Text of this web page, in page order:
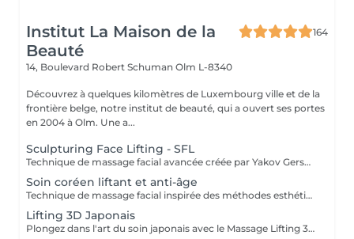
Institut La Maison de la
Beauté
164
14, Boulevard Robert Schuman Olm L-8340
Découvrez à quelques kilomètres de Luxembourg ville et de la
frontière belge, notre institut de beauté, qui a ouvert ses portes
en 2004 à Olm. Une a...
Sculpturing Face Lifting - SFL
Technique de massage facial avancée créée par Yakov Gershkovich qui travaille en profondeur les muscles du visage, du cou et du décolleté afin de lifter, tonifier et redessiner les contours naturels du visage. Ce massage combine des manuvres externes sculptantes et profondes permettant de relâcher les tensions musculaires, stimuler la circulation et améliorer la fermeté de la peau. Une technique intrabuccale (à l'intérieur de la bouche) peut être intégrée au soin pour un travail musculaire encore plus ciblé. Cette étape reste facultative : si vous préférez ne pas la recevoir, le travail musculaire est intensifié par des manuvres externes. Le tarif du soin reste inchangé. Résultats recherchés : - effet liftant naturel - visage plus sculpté et détendu - amélioration du tonus musculaire - peau plus lumineuse
Soin coréen liftant et anti-âge
Technique de massage facial inspirée des méthodes esthétiques coréennes, conçue pour travailler en profondeur la peau, les muscles et les ligaments de soutien du visage. Ces structures jouent un rôle essentiel dans la fermeté et le maintien naturel des tissus. Grâce à des manuvres sculptantes, des pressions profondes et la stimulation de points spécifiques, ce soin relance la circulation sanguine et lymphatique, détend les tensions musculaires et revitalise les tissus. Le travail ciblé sur les ligaments de rétention du visage aide à soutenir les tissus, améliorer la tonicité et redessiner l'ovale du visage, pour un effet liftant naturel et un aspect plus jeune et reposé. Bénéfices du soin : - effet liftant naturel - peau plus ferme et tonifiée - contours du visage redéfinis - diminution des tensions et des gonflements - teint plus lumineux et revitalisé.
Lifting 3D Japonais
Plongez dans l'art du soin japonais avec le Massage Lifting 3D, une technique manuelle puissante qui lifte naturellement le visage tout en procurant une détente profonde. Par des gestes précis et dynamiques, ce soin stimule les muscles, redessine les contours, lisse les rides et ravive l'éclat dès la première séance. Formées directement par la créatrice de la méthode venue du Japon, nous vous offrons un soin authentique et hautement efficace, agissant autant sur la beauté du visage que sur l'équilibre global du corps et de l'esprit.